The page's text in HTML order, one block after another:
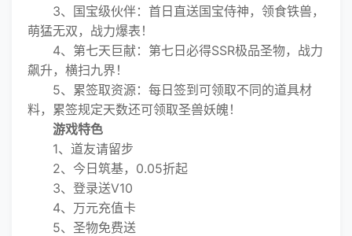
3、国宝级伙伴：首日直送国宝侍神，领食铁兽，
萌猛无双，战力爆表！
4、第七天巨献：第七日必得SSR极品圣物，战力
飙升，横扫九界！
5、累签取资源：每日签到可领取不同的道具材
料，累签规定天数还可领取圣兽妖魄！
游戏特色
1、道友请留步
2、今日筑基，0.05折起
3、登录送V10
4、万元充值卡
5、圣物免费送